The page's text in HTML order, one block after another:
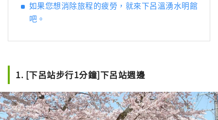
如果您想消除旅程的疲勞，就來下呂溫湧水明館
吧。
1. [下呂站步行1分鐘]下呂站週邊